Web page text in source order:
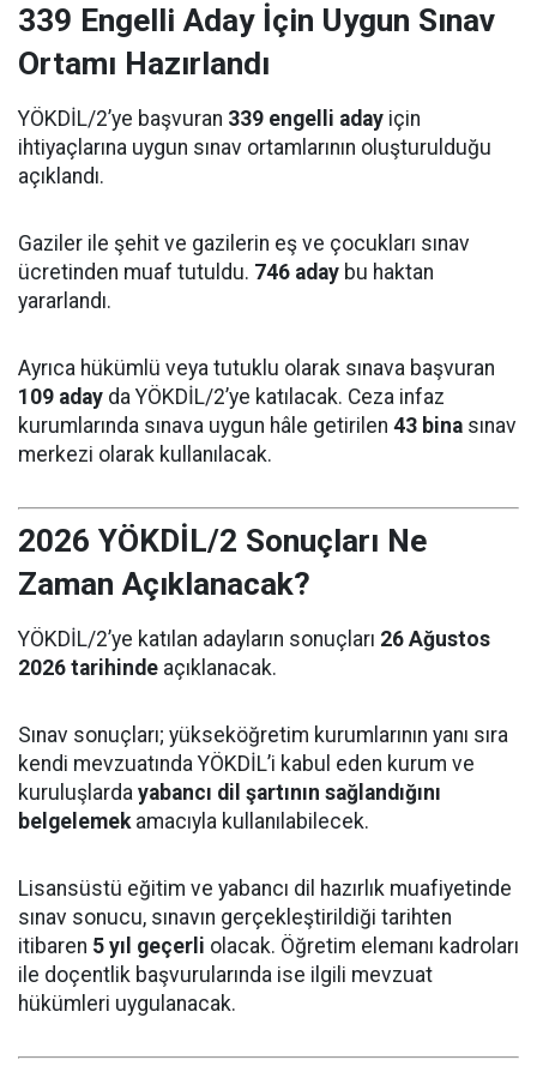
339 Engelli Aday İçin Uygun Sınav
Ortamı Hazırlandı
YÖKDİL/2’ye başvuran 339 engelli aday için
ihtiyaçlarına uygun sınav ortamlarının oluşturulduğu
açıklandı.
Gaziler ile şehit ve gazilerin eş ve çocukları sınav
ücretinden muaf tutuldu. 746 aday bu haktan
yararlandı.
Ayrıca hükümlü veya tutuklu olarak sınava başvuran
109 aday da YÖKDİL/2’ye katılacak. Ceza infaz
kurumlarında sınava uygun hâle getirilen 43 bina sınav
merkezi olarak kullanılacak.
2026 YÖKDİL/2 Sonuçları Ne
Zaman Açıklanacak?
YÖKDİL/2’ye katılan adayların sonuçları 26 Ağustos
2026 tarihinde açıklanacak.
Sınav sonuçları; yükseköğretim kurumlarının yanı sıra
kendi mevzuatında YÖKDİL’i kabul eden kurum ve
kuruluşlarda yabancı dil şartının sağlandığını
belgelemekamacıyla kullanılabilecek.
Lisansüstü eğitim ve yabancı dil hazırlık muafiyetinde
sınav sonucu, sınavın gerçekleştirildiği tarihten
itibaren 5 yıl geçerli olacak. Öğretim elemanı kadroları
ile doçentlik başvurularında ise ilgili mevzuat
hükümleri uygulanacak.